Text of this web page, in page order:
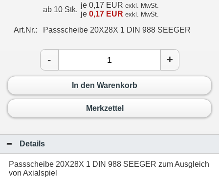
ab 10 Stk.
je 0,17 EUR exkl. MwSt.
je 0,17 EUR exkl. MwSt.
Art.Nr.: Passscheibe 20X28X 1 DIN 988 SEEGER
- +
In den Warenkorb
Merkzettel
Details
Passscheibe 20X28X 1 DIN 988 SEEGER zum Ausgleich
von Axialspiel